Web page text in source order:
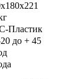
Пластик
до + 45